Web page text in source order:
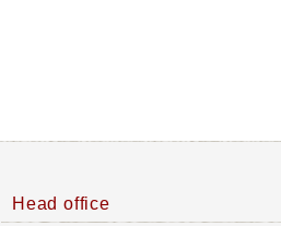
Head office